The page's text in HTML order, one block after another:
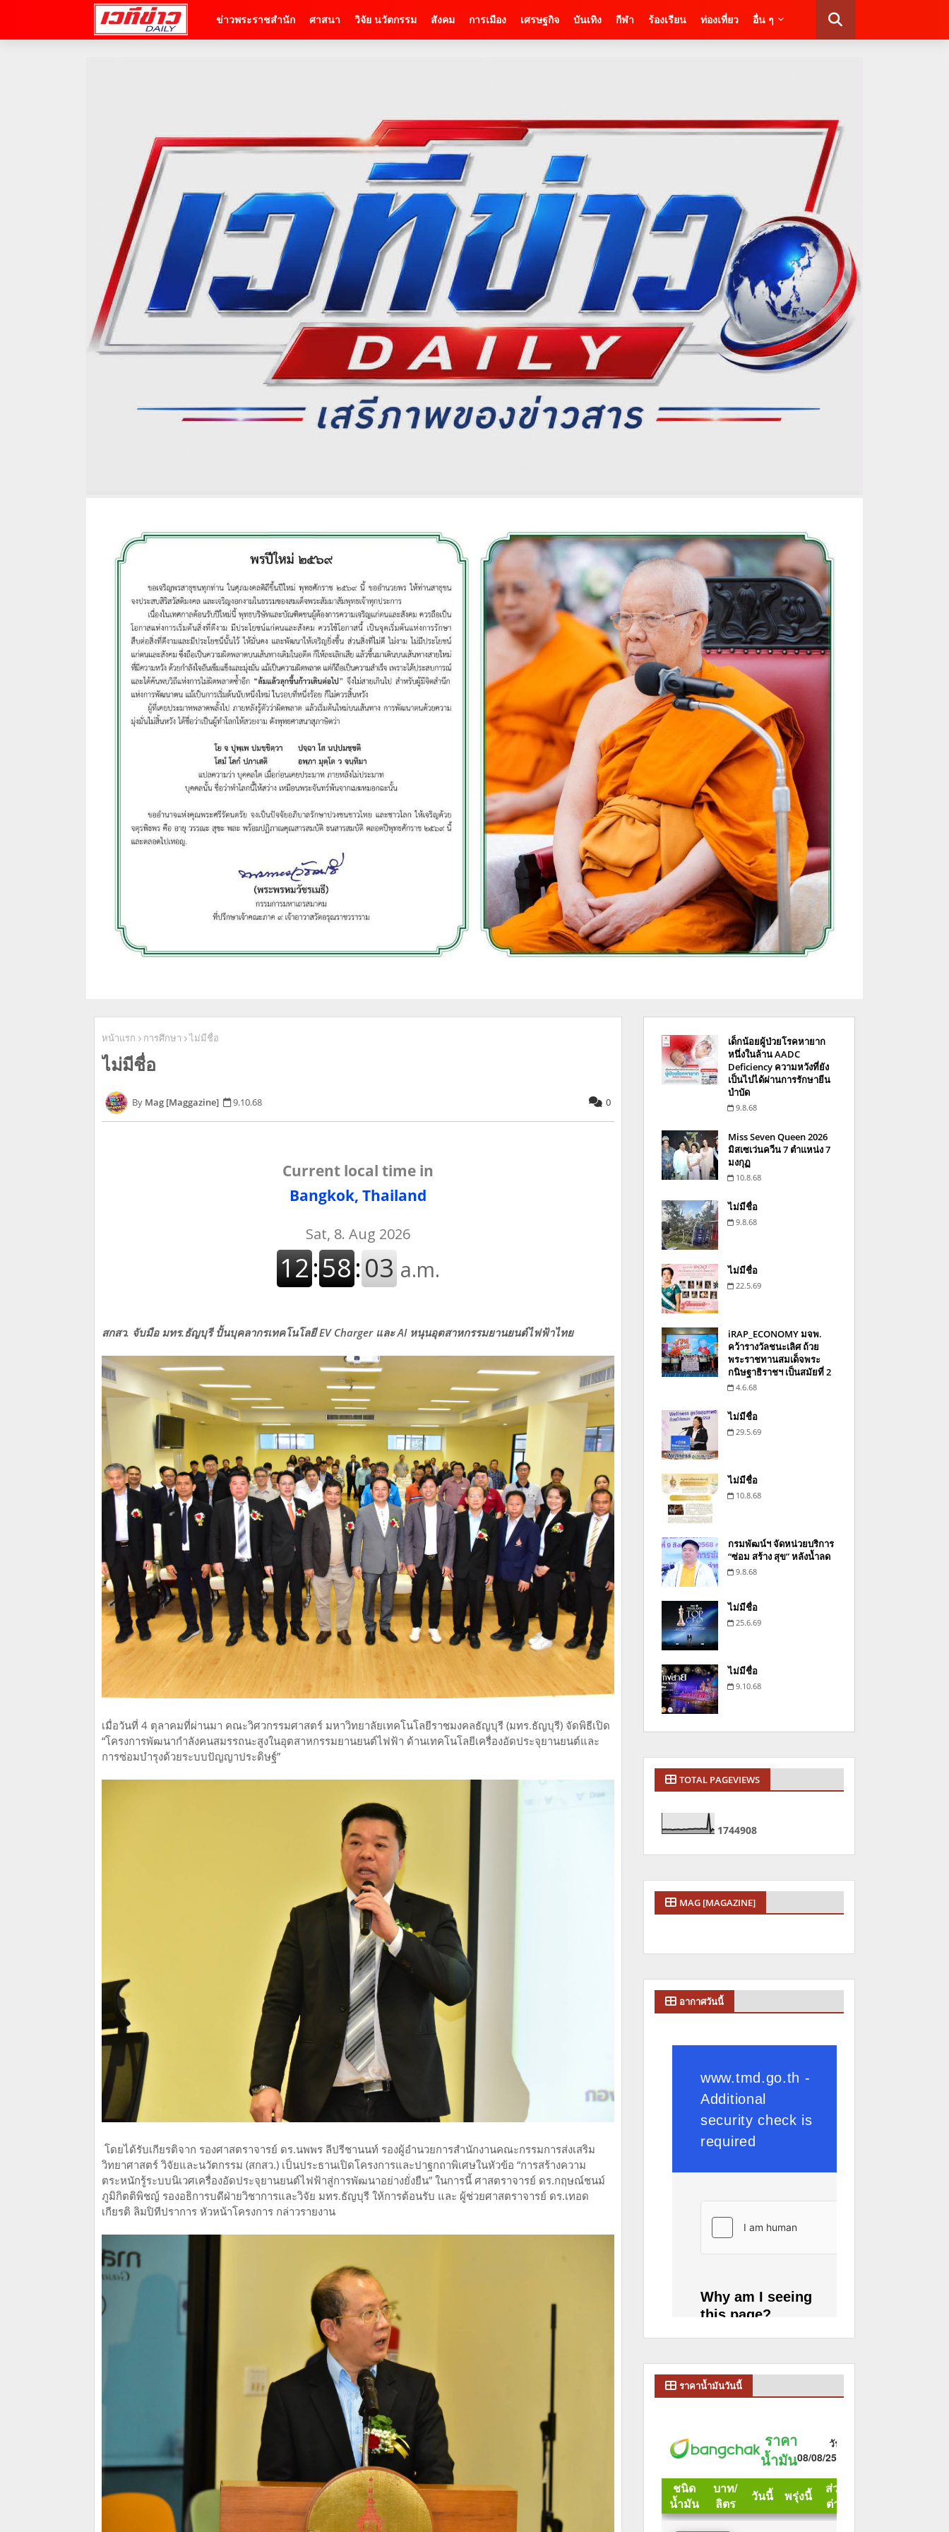
ข่าวพระราชสำนัก ศาสนา วิจัย นวัตกรรม สังคม การเมือง เศรษฐกิจ บันเทิง กีฬา ร้องเรียน ท่องเที่ยว อื่น ๆ
หน้าแรก การศึกษา ไม่มีชื่อ
ไม่มีชื่อ
Mag [Maggazine] 9.10.68 0
Current local time in
Bangkok, Thailand
สกสว. จับมือ มทร.ธัญบุรี ปั้นบุคลากรเทคโนโลยี EV Charger และ AI หนุนอุตสาหกรรมยานยนต์ไฟฟ้าไทย
เมื่อวันที่ 4 ตุลาคมที่ผ่านมา คณะวิศวกรรมศาสตร์ มหาวิทยาลัยเทคโนโลยีราชมงคลธัญบุรี (มทร.ธัญบุรี) จัดพิธีเปิด
“โครงการพัฒนากำลังคนสมรรถนะสูงในอุตสาหกรรมยานยนต์ไฟฟ้า ด้านเทคโนโลยีเครื่องอัดประจุยานยนต์และ
การซ่อมบำรุงด้วยระบบปัญญาประดิษฐ์”
โดยได้รับเกียรติจาก รองศาสตราจารย์ ดร.นพพร ลีปรีชานนท์ รองผู้อำนวยการสำนักงานคณะกรรมการส่งเสริม
วิทยาศาสตร์ วิจัยและนวัตกรรม (สกสว.) เป็นประธานเปิดโครงการและปาฐกถาพิเศษในหัวข้อ “การสร้างความ
ตระหนักรู้ระบบนิเวศเครื่องอัดประจุยานยนต์ไฟฟ้าสู่การพัฒนาอย่างยั่งยืน” ในการนี้ ศาสตราจารย์ ดร.กฤษณ์ชนม์
ภูมิกิตติพิชญ์ รองอธิการบดีฝ่ายวิชาการและวิจัย มทร.ธัญบุรี ให้การต้อนรับ และ ผู้ช่วยศาสตราจารย์ ดร.เทอด
เกียรติ ลิมปิทีปราการ หัวหน้าโครงการ กล่าวรายงาน
เด็กน้อยผู้ป่วยโรคหายาก
หนึ่งในล้าน AADC
Deficiency ความหวังที่ยัง
เป็นไปได้ผ่านการรักษายีน
บำบัด
9.8.68
Miss Seven Queen 2026
มิสเซเว่นควีน 7 ตำแหน่ง 7
มงกุฏ
10.8.68
ไม่มีชื่อ
9.8.68
ไม่มีชื่อ
22.5.69
iRAP_ECONOMY มจพ.
คว้ารางวัลชนะเลิศ ถ้วย
พระราชทานสมเด็จพระ
กนิษฐาธิราชฯ เป็นสมัยที่ 2
4.6.68
ไม่มีชื่อ
29.5.69
ไม่มีชื่อ
10.8.68
กรมพัฒน์ฯ จัดหน่วยบริการ
“ซ่อม สร้าง สุข” หลังน้ำลด
9.8.68
ไม่มีชื่อ
25.6.69
ไม่มีชื่อ
9.10.68
TOTAL PAGEVIEWS
1744908
MAG [MAGAZINE]
อากาศวันนี้
ราคาน้ำมันวันนี้